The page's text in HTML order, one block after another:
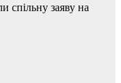
спільну заяву на